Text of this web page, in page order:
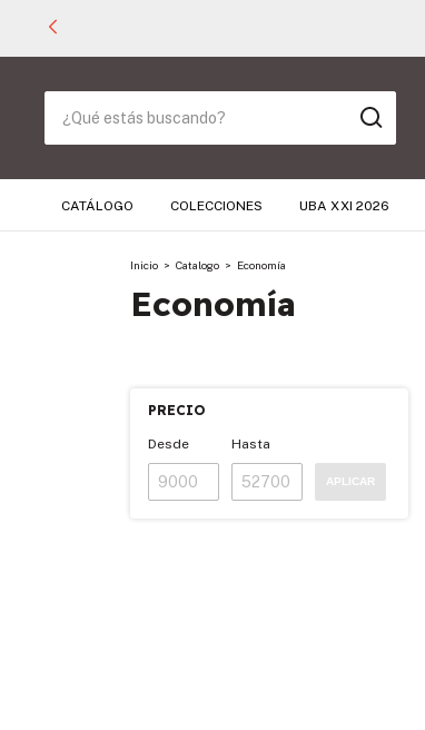
CATÁLOGO COLECCIONES UBA XXI 2026
Inicio > Catalogo > Economía
Economía
PRECIO
Desde Hasta
APLICAR